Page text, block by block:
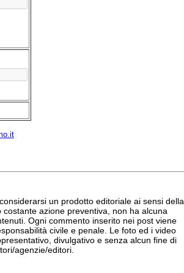
un prodotto editoriale ai sensi della
azione preventiva, non ha alcuna
Ogni commento inserito nei post viene
civile e penale. Le foto ed i video
divulgativo e senza alcun fine di
agenzie/editori.